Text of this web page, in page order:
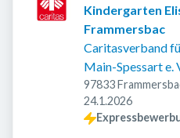
Kindergarten
Frammersbac
Caritasverband
Main-Spessart e.
97833
Veröffentlicht
24.1.2026